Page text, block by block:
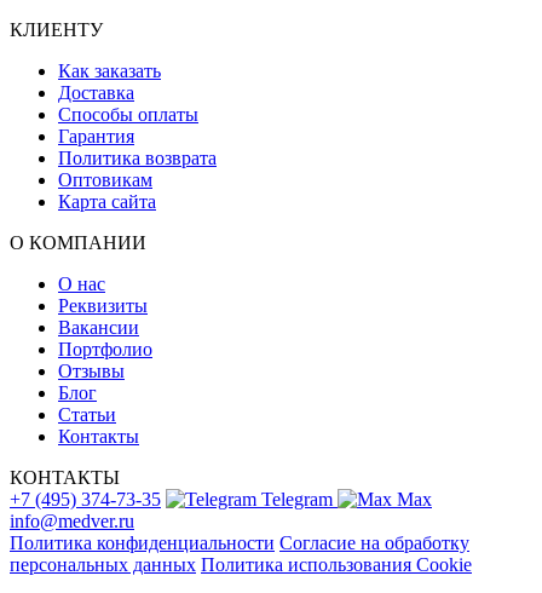
КЛИЕНТУ
Как заказать
Доставка
Способы оплаты
Гарантия
Политика возврата
Оптовикам
Карта сайта
О КОМПАНИИ
О нас
Реквизиты
Вакансии
Портфолио
Отзывы
Блог
Статьи
Контакты
КОНТАКТЫ
+7 (495) 374-73-35
Telegram
Max
info@medver.ru
Политика конфиденциальности Согласие на обработку
персональных данных Политика использования Cookie